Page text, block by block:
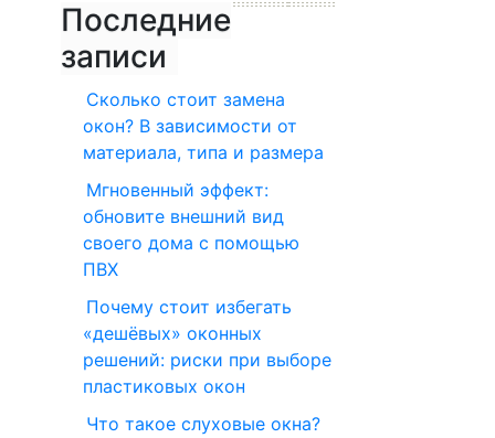
Последние
записи
Сколько стоит замена
окон? В зависимости от
материала, типа и размера
Мгновенный эффект:
обновите внешний вид
своего дома с помощью
ПВХ
Почему стоит избегать
«дешёвых» оконных
решений: риски при выборе
пластиковых окон
Что такое слуховые окна?